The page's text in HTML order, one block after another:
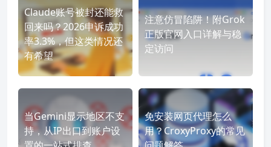
Claude账号被封还能救
回来吗？2026申诉成功
率3.3%，但这类情况还
有希望
注意仿冒陷阱！附Grok
正版官网入口详解与稳
定访问
当Gemini显示地区不支
持，从IP出口到账户设
免安装网页代理怎么
用？CroxyProxy的常见